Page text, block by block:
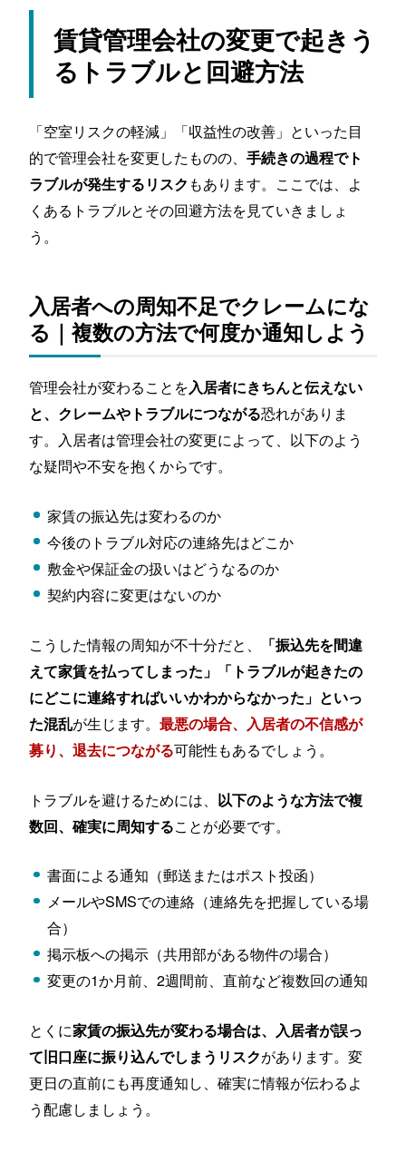
賃貸管理会社の変更で起きう
るトラブルと回避方法
「空室リスクの軽減」「収益性の改善」といった目
的で管理会社を変更したものの、手続きの過程でト
ラブルが発生するリスク もあります。ここでは、よ
くあるトラブルとその回避方法を見ていきましょ
う。
入居者への周知不足でクレームにな
る｜複数の方法で何度か通知しよう
管理会社が変わることを入居者にきちんと伝えない
と、クレームやトラブルにつながる恐れがありま
す。入居者は管理会社の変更によって、以下のよう
な疑問や不安を抱くからです。
家賃の振込先は変わるのか
今後のトラブル対応の連絡先はどこか
敷金や保証金の扱いはどうなるのか
契約内容に変更はないのか
こうした情報の周知が不十分だと、
「振込先を間違
えて家賃を払ってしまった」「トラブルが起きたの
にどこに連絡すればいいかわからなかった」といっ
た混乱が生じます。最悪の場合、入居者の不信感が
募り、退去につながる可能性もあるでしょう。
トラブルを避けるためには、 以下のような方法で複
数回、確実に周知することが必要です。
書面による通知（郵送またはポスト投函）
メールやSMSでの連絡（連絡先を把握している場
合）
掲示板への掲示（共用部がある物件の場合）
変更の1か月前、2週間前、直前など複数回の通知
とくに家賃の振込先が変わる場合は、入居者が誤っ
て旧口座に振り込んでしまうリスクがあります。変
更日の直前にも再度通知し、確実に情報が伝わるよ
う配慮しましょう。